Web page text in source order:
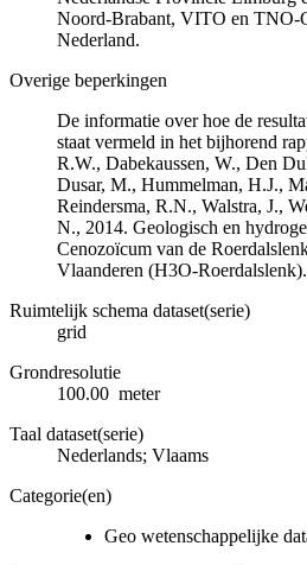
Noord-Brabant, VITO en TNO-
Nederland.
Overige beperkingen
De informatie over hoe de
staat vermeld in het bijhorend
R.W., Dabekaussen, W., Den
Dusar, M., Hummelman, H.J.,
Reindersma, R.N., Walstra, J.,
N., 2014. Geologisch en
Cenozoïcum van de
Vlaanderen (H3O-Roerdalslenk).
Ruimtelijk schema dataset(serie)
grid
Grondresolutie
100.00 meter
Taal dataset(serie)
Nederlands; Vlaams
Categorie(en)
Geo wetenschappelijke